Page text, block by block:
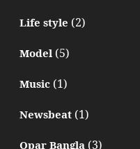
Life style (2)
Model(5)
Music(1)
Newsbeat(1)
Opar Bangla(3)